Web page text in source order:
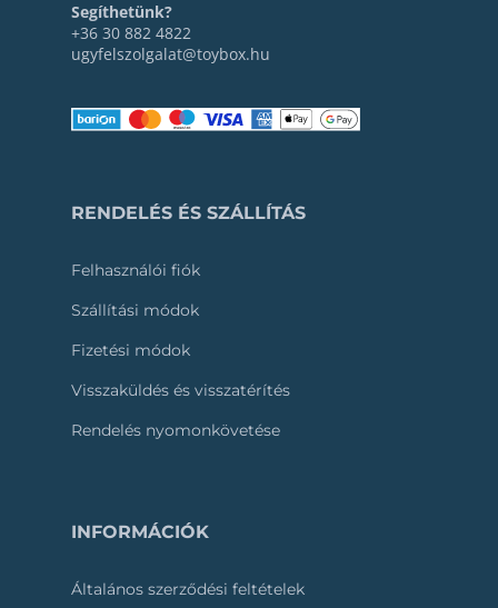
Segíthetünk?
+36 30 882 4822
ugyfelszolgalat@toybox.hu
RENDELÉS ÉS SZÁLLÍTÁS
Felhasználói fiók
Szállítási módok
Fizetési módok
Visszaküldés és visszatérítés
Rendelés nyomonkövetése
INFORMÁCIÓK
Általános szerződési feltételek